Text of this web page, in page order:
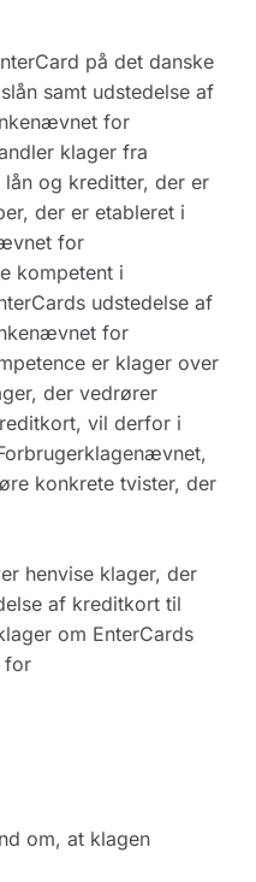
på det danske
samt udstedelse af
for
klager fra
og kreditter, der er
der er etableret i
for
kompetent i
udstedelse af
for
er klager over
der vedrører
vil derfor i
konkrete tvister, der
henvise klager, der
af kreditkort til
om EnterCards
for
om, at klagen